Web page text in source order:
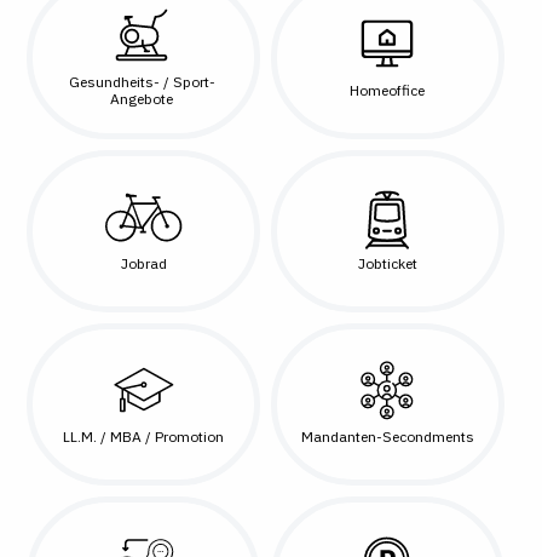
Gesundheits- / Sport-
Angebote
Homeoffice
Jobrad Jobticket
LL.M. / MBA / Promotion Mandanten-Secondments